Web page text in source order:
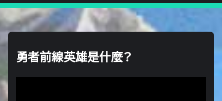
勇者前線英雄是什麼？